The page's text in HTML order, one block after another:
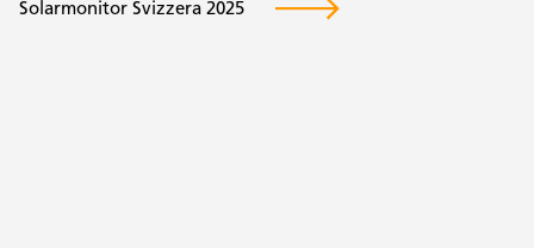
Solarmonitor Svizzera 2025